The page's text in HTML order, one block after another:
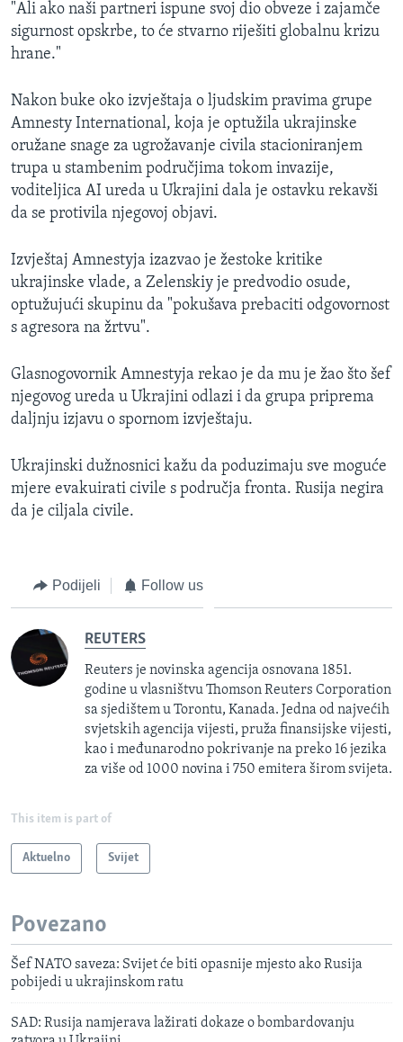
"Ali ako naši partneri ispune svoj dio obveze i zajamče
sigurnost opskrbe, to će stvarno riješiti globalnu krizu
hrane."
Nakon buke oko izvještaja o ljudskim pravima grupe
Amnesty International, koja je optužila ukrajinske
oružane snage za ugrožavanje civila stacioniranjem
trupa u stambenim područjima tokom invazije,
voditeljica AI ureda u Ukrajini dala je ostavku rekavši
da se protivila njegovoj objavi.
Izvještaj Amnestyja izazvao je žestoke kritike
ukrajinske vlade, a Zelenskiy je predvodio osude,
optužujući skupinu da "pokušava prebaciti odgovornost
s agresora na žrtvu".
Glasnogovornik Amnestyja rekao je da mu je žao što šef
njegovog ureda u Ukrajini odlazi i da grupa priprema
daljnju izjavu o spornom izvještaju.
Ukrajinski dužnosnici kažu da poduzimaju sve moguće
mjere evakuirati civile s područja fronta. Rusija negira
da je ciljala civile.
Podijeli Follow us
REUTERS
Reuters je novinska agencija osnovana 1851.
godine u vlasništvu Thomson Reuters Corporation
sa sjedištem u Torontu, Kanada. Jedna od najvećih
svjetskih agencija vijesti, pruža finansijske vijesti,
kao i međunarodno pokrivanje na preko 16 jezika
za više od 1000 novina i 750 emitera širom svijeta.
This item is part of
Aktuelno Svijet
Povezano
Šef NATO saveza: Svijet će biti opasnije mjesto ako Rusija
pobijedi u ukrajinskom ratu
SAD: Rusija namjerava lažirati dokaze o bombardovanju